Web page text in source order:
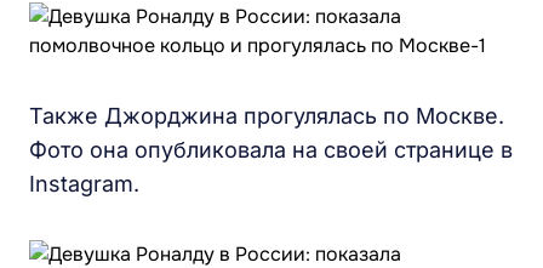
Также Джорджина прогулялась по Москве.
Фото она опубликовала на своей странице в
Instagram.